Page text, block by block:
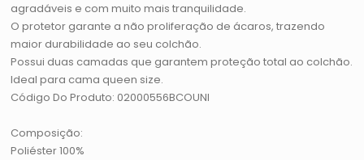
agradáveis e com muito mais tranquilidade.
O protetor garante a não proliferação de ácaros, trazendo
maior durabilidade ao seu colchão.
Possui duas camadas que garantem proteção total ao colchão.
Ideal para cama queen size.
Código Do Produto: 02000556BCOUNI
Composição:
Poliéster 100%